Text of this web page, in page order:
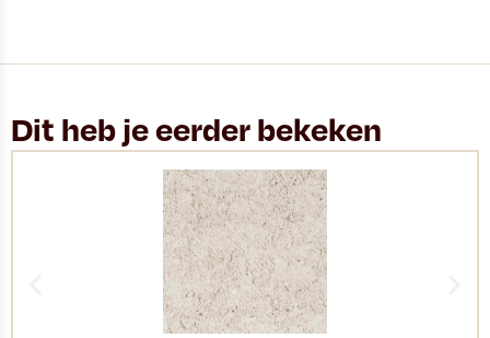
Dit heb je eerder bekeken